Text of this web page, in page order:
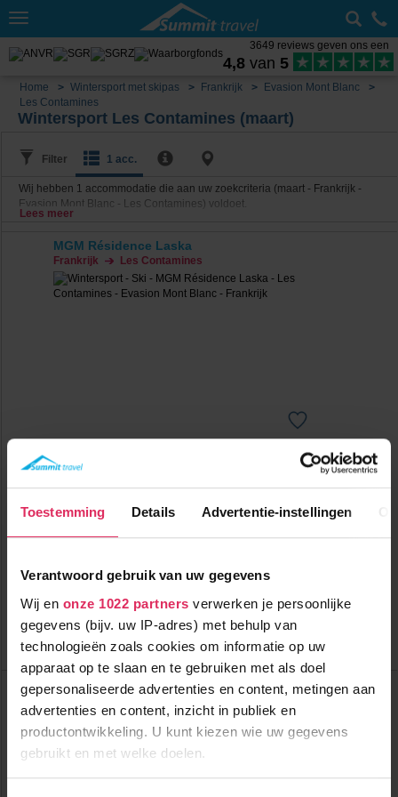
Toestemming Details Advertentie-instellingen
Verantwoord gebruik van uw gegevens
Wij en onze 1022 partners verwerken je persoonlijke
gegevens (bijv. uw IP-adres) met behulp van
technologieën zoals cookies om informatie op uw
apparaat op te slaan en te gebruiken met als doel
gepersonaliseerde advertenties en content, metingen aan
advertenties en content, inzicht in publiek en
productontwikkeling. U kunt kiezen wie uw gegevens
gebruikt en met welke doelen.
Toggle
3649 reviews geven ons een
4,8 van 5
Home Wintersport met skipas Frankrijk
Evasion Mont Blanc
Les Contamines
Wintersport Les Contamines (maart)
Filter 1 acc.
Wij hebben 1 accommodatie die aan uw zoekcriteria (maart - Frankrijk -
Evasion Mont Blanc - Les Contamines) voldoet.
Lees meer
MGM Résidence Laska
Frankrijk Les Contamines
Luxe appartementen in de Les Contamines Montjoie!
vanaf
493 p.p.
( maart )
750m tot centrum
1300m tot skilift
Bekijk deze vakantie
Tot 6 weken voor vertrek gratis annuleren
Top Dorpen:
Megève
Top Accommodaties:
MGM Résidence Laska